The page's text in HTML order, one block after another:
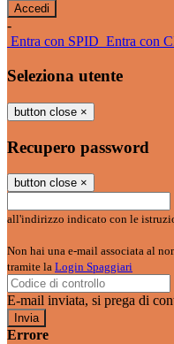
-
Entra con SPID Entra con
Seleziona utente
button close ×
Recupero password
button close ×
all'indirizzo indicato con le
Non hai una e-mail associata al
tramite la Login Spaggiari
E-mail inviata, si prega di
Errore